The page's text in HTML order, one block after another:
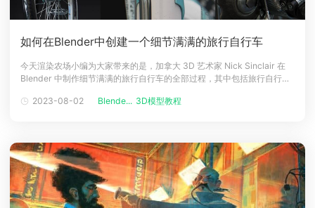
如何在Blender中创建一个细节满满的旅行自行车
今天渲染农场小编为大家带来的是，加拿大 3D 艺术家 Nick Sinclair 在
Blender 中制作细节满满的旅行自行车的全部过程，其中包括旅行自行车
读吧！介绍大家好，我是 Nick Sinclair，一位来自加拿大温尼伯的 3D 艺
2023-08-02 Blende... 3D模型教程